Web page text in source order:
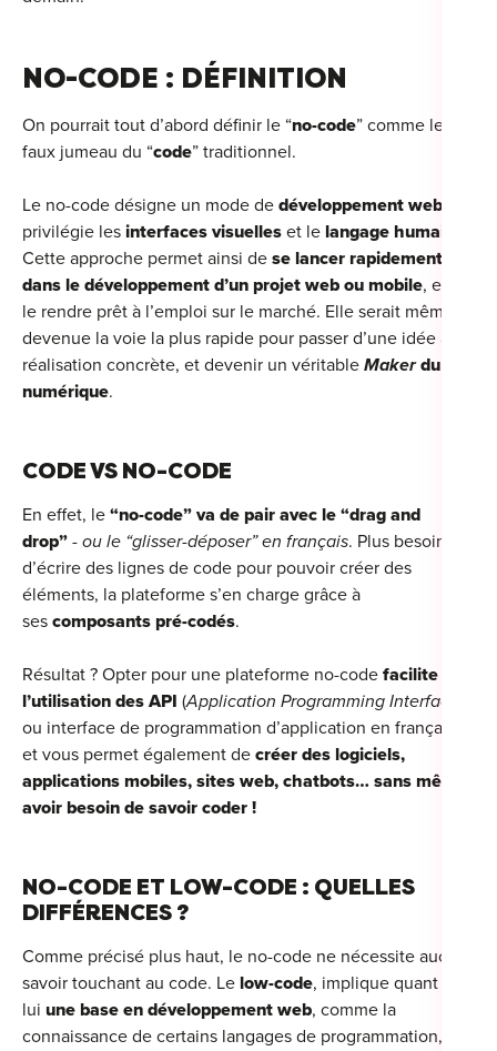
NO-CODE : DÉFINITION
On pourrait tout d’abord définir le “no-code” comme le
faux jumeau du “code” traditionnel.
Le no-code désigne un mode de développement web
privilégie les interfaces visuelles et le langage humain
Cette approche permet ainsi de se lancer rapidement
dans le développement d’un projet web ou mobile, et de
le rendre prêt à l’emploi sur le marché. Elle serait même
devenue la voie la plus rapide pour passer d’une idée à sa
réalisation concrète, et devenir un véritable Maker du
numérique.
CODE VS NO-CODE
En effet, le “no-code” va de pair avec le “drag and
drop” - ou le “glisser-déposer” en français. Plus besoin
d’écrire des lignes de code pour pouvoir créer des
éléments, la plateforme s’en charge grâce à
ses composants pré-codés.
Résultat ? Opter pour une plateforme no-code facilite
l’utilisation des API (Application Programming Interface
ou interface de programmation d’application en français),
et vous permet également de créer des logiciels,
applications mobiles, sites web, chatbots… sans même
avoir besoin de savoir coder !
NO-CODE ET LOW-CODE : QUELLES
DIFFÉRENCES ?
Comme précisé plus haut, le no-code ne nécessite aucun
savoir touchant au code. Le low-code, implique quant à
lui une base en développement web, comme la
connaissance de certains langages de programmation,